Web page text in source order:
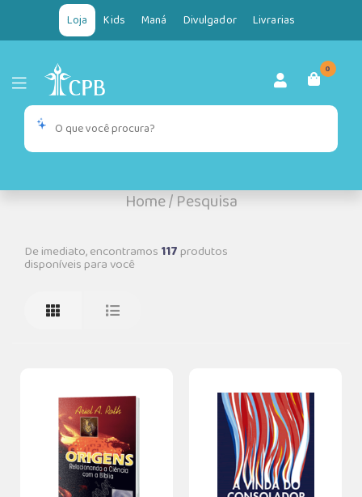
Loja Kids Maná Divulgador Livrarias
0
Home/Pesquisa
De imediato, encontramos 117produtos
disponíveis para você